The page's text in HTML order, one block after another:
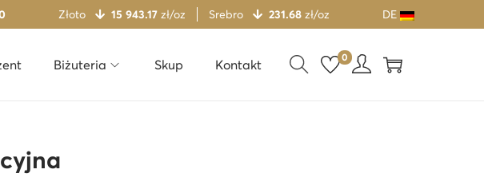
Złoto 15 943.17 zł/oz Srebro 231.68 zł/oz DE
Biżuteria Skup Kontakt 0